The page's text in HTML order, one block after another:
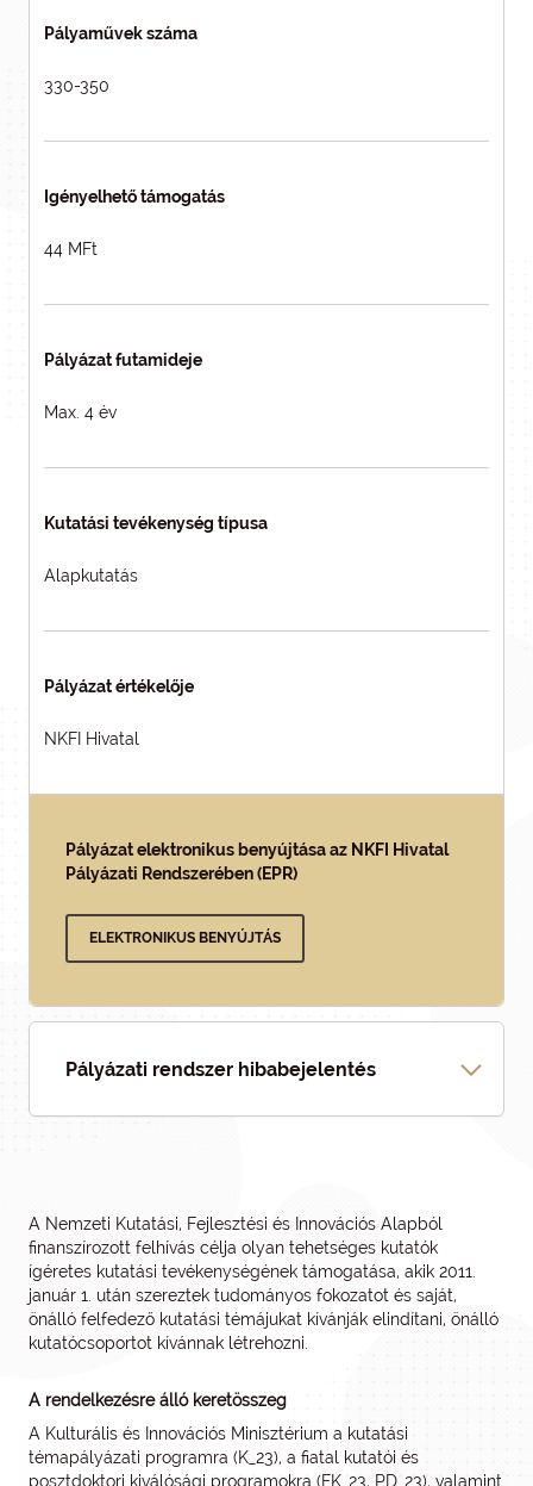
Pályaművek száma
330-350
Igényelhető támogatás
44 MFt
Pályázat futamideje
Max. 4 év
Kutatási tevékenység típusa
Alapkutatás
Pályázat értékelője
NKFI Hivatal
Pályázat elektronikus benyújtása az NKFI Hivatal
Pályázati Rendszerében (EPR)
ELEKTRONIKUS BENYÚJTÁS
Pályázati rendszer hibabejelentés
A Nemzeti Kutatási, Fejlesztési és Innovációs Alapból
finanszírozott felhívás célja olyan tehetséges kutatók
ígéretes kutatási tevékenységének támogatása, akik 2011.
január 1. után szereztek tudományos fokozatot és saját,
önálló felfedező kutatási témájukat kívánják elindítani, önálló
kutatócsoportot kívánnak létrehozni.
A rendelkezésre álló keretösszeg
A Kulturális és Innovációs Minisztérium a kutatási
témapályázati programra (K_23), a fiatal kutatói és
posztdoktori kiválósági programokra (FK_23, PD_23), valamint